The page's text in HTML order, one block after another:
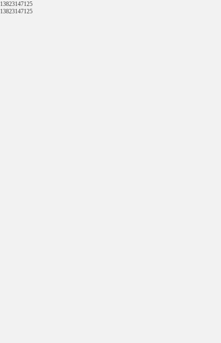
13823147125
13823147125